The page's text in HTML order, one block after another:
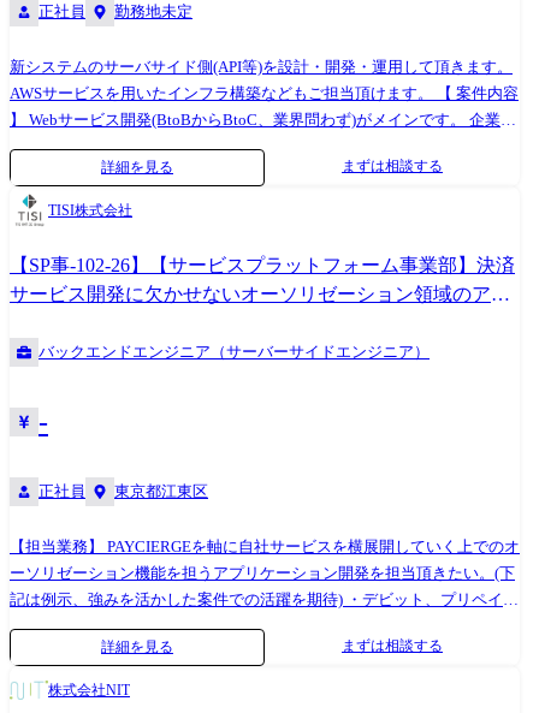
る」 ナショナルクライアント案件を中心に、多種多様な案件をいただい
Groovy, XML ツール：Github, CI/CD, Adobe XD, Firebase, AndroidStudio
正社員 勤務地未定
新システムのサーバサイド側(API等)を設計・開発・運用して頂きます。
AWSサービスを用いたインフラ構築などもご担当頂けます。 【 案件内容
】 Webサービス開発(BtoBからBtoC、業界問わず)がメインです。 企業向
けシステム開発が多く、基本的には直接取引の案件になります。 【入社
後の流れ】 初日:プロジェクトの概要説明、環境構築 2日目〜:チケットを
割り振られ、実作業スタート! ※タスク内容は新規実装、バグ修正などア
サインされるプロジェクトによります。 すぐに実装に入っていいただき
ますので、他社よりも圧倒的に成長スピードが速い環境です◎ 【どうい
う人達と働くのか?】 案件ごとにチームを組んで、ディレクター・エン
ジニア・デザイナー・QAなど会社のほぼ全部署のメンバーとやりとりを
おりますので安心して働くことができます。 【一案件の実施期間】 ・新
境】 ・開発言語:TypeScript, PHP ・フレームワーク:NestJS, Next.js, Laravel
・DB;AuroraDB, AuroraServerless, DynamoDB, MySQL, Postgresql
詳細を見る まずは相談する
TISI株式会社
【SP事-102-26】【サービスプラットフォーム事業部】決済
サービス開発に欠かせないオーソリゼーション領域のアプ
バックエンドエンジニア（サーバーサイドエンジニア）
-
正社員 東京都江東区
【担当業務】 PAYCIERGEを軸に自社サービスを横展開していく上でのオ
ーソリゼーション機能を担うアプリケーション開発を担当頂きたい。(下
記は例示、強みを活かした案件での活躍を期待) ・デビット、プリペイ
ド、クレジット、QR決済などを実現する為のオーソリゼーション機能開
発 ・チャージ機能や決済端末からの中継機能などのゲートウェイ開発 ・
海外ブランド決済NWや国内主要決済NWとの接続インターフェース開発
【参考URL】 https://service.paycierge.com/
詳細を見る まずは相談する
株式会社NIT